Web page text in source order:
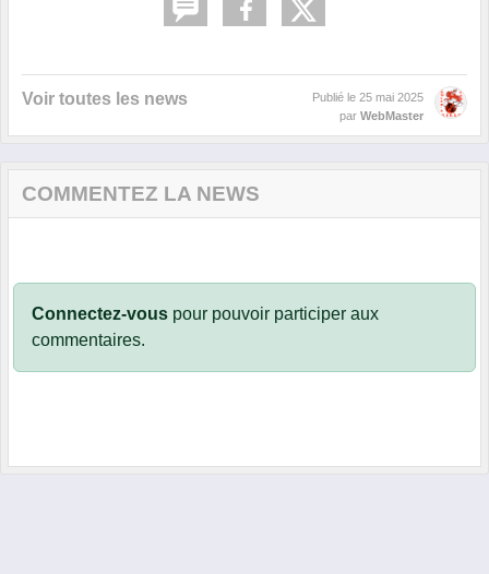
Voir toutes les news Publié le 25 mai 2025
par WebMaster
COMMENTEZ LA NEWS
Connectez-vous pour pouvoir participer aux
commentaires.